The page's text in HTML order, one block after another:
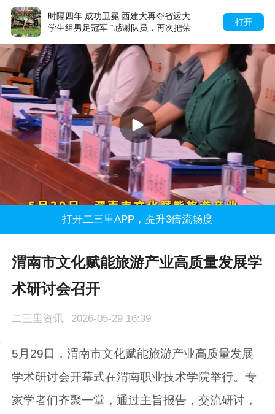
打开
时隔四年 成功卫冕 西建大再夺省运大
学生组男足冠军 “感谢队员，再次把荣
打开二三里APP，提升3倍流畅度
渭南市文化赋能旅游产业高质量发展学
术研讨会召开
二三里资讯 2026-05-29 16:39
5月29日，渭南市文化赋能旅游产业高质量发展
学术研讨会开幕式在渭南职业技术学院举行。专
家学者们齐聚一堂，通过主旨报告，交流研讨，